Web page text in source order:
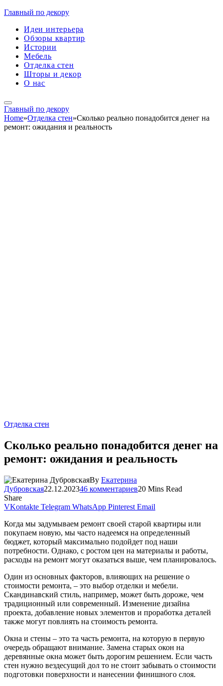
Главный по декору
Идеи интерьера
Обзоры квартир
Истории
Мебель
Отделка стен
Шторы и декор
О нас
Главный по декору
Home»Отделка стен»Сколько реально понадобится денег на
ремонт: ожидания и реальность
Отделка стен
Сколько реально понадобится денег на
ремонт: ожидания и реальность
By Екатерина
Дубровская22.12.202346 комментариев20 Mins Read
Share
VKontakte Telegram WhatsApp Pinterest Email
Когда мы задумываем ремонт своей старой квартиры или
покупаем новую, мы часто надеемся на определенный
бюджет, который максимально подойдет под наши
потребности. Однако, с ростом цен на материалы и работы,
расходы на ремонт могут оказаться выше, чем планировалось.
Один из основных факторов, влияющих на решение о
стоимости ремонта, – это выбор отделки и мебели.
Скандинавский стиль, например, может быть дороже, чем
традиционный или современный. Изменение дизайна
проекта, добавление новых элементов и проработка деталей
также могут повлиять на стоимость ремонта.
Окна и стены – это та часть ремонта, на которую в первую
очередь обращают внимание. Замена старых окон на
деревянные окна может быть дорогим решением. Если часть
стен нужно вездесущий дол то не стоит забывать о стоимости
подготовки поверхности и нанесении финишного слоя.